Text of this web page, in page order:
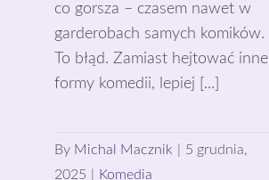
co gorsza – czasem nawet w
garderobach samych komików.
To błąd. Zamiast hejtować inne
formy komedii, lepiej [...]
By Michal Macznik
5 grudnia,
2025
Komedia